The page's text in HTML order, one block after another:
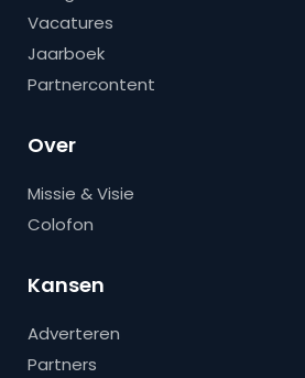
Vacatures
Jaarboek
Partnercontent
Over
Missie & Visie
Colofon
Kansen
Adverteren
Partners